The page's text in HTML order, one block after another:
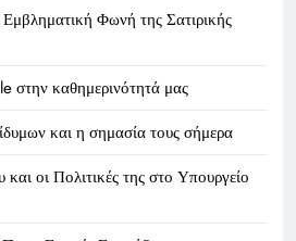
Φωνή της Σατιρικής
στην καθημερινότητά μας
και η σημασία τους σήμερα
οι Πολιτικές της στο Υπουργείο